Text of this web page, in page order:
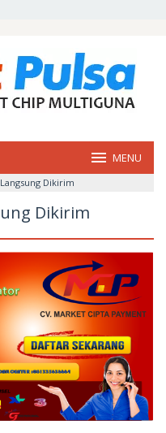
MENU
Dikirim
Dikirim